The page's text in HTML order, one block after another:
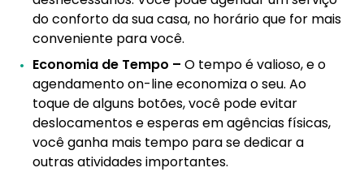
do conforto da sua casa, no horário que for mais
conveniente para você.
Economia de Tempo – O tempo é valioso, e o
agendamento on-line economiza o seu. Ao
toque de alguns botões, você pode evitar
deslocamentos e esperas em agências físicas,
você ganha mais tempo para se dedicar a
outras atividades importantes.